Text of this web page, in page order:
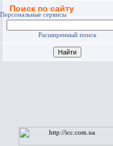
Поиск по сайту
Расширенный поиск